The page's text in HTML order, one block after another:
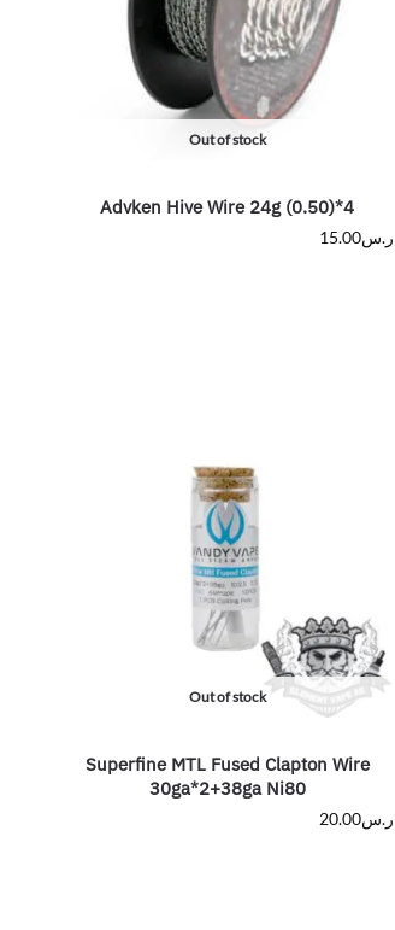
Out of stock
Advken Hive Wire 24g (0.50)*4
ر.س15.00
Out of stock
Superfine MTL Fused Clapton Wire
30ga*2+38ga Ni80
ر.س20.00